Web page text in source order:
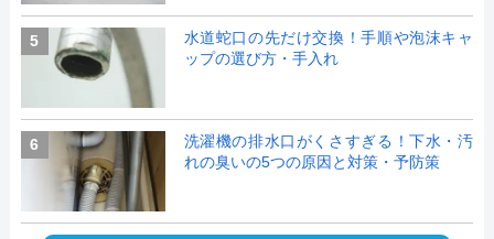
5
水道蛇口の先だけ交換！手順や泡沫キャ
ップの選び方・手入れ
6
洗濯機の排水口がくさすぎる！下水・汚
れの臭いの5つの原因と対策・予防策